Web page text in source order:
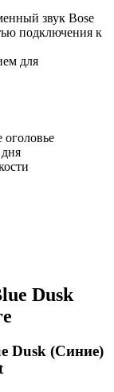
звук Bose
подключения к
для
Dusk
Dusk (Синие)